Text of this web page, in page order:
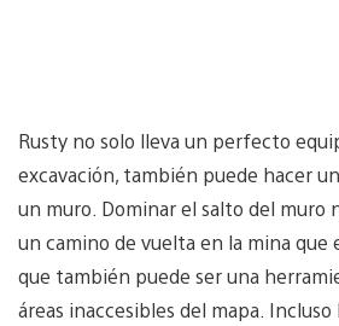
Rusty no solo lleva un perfecto
excavación, también puede hacer
un muro. Dominar el salto del muro
un camino de vuelta en la mina que
que también puede ser una
áreas inaccesibles del mapa.